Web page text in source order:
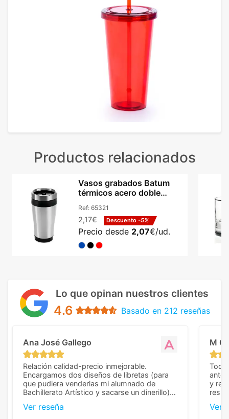
Productos relacionados
Vasos grabados Batum
térmicos acero doble
Ref: 65321
2,17€ Descuento -5%
Precio desde 2,07€/ud.
Lo que opinan nuestros clientes
4.6 Basado en 212 reseñas
Ana José Gallego
Relación calidad-precio inmejorable.
Encargamos dos diseños de libretas (para
que pudiera venderlas mi alumnado de
Bachillerato Artístico y sacarse un dinerillo) y
diferencia, con libretas de muy buena calidad
Ver reseña
M C
Todo
y
Ver